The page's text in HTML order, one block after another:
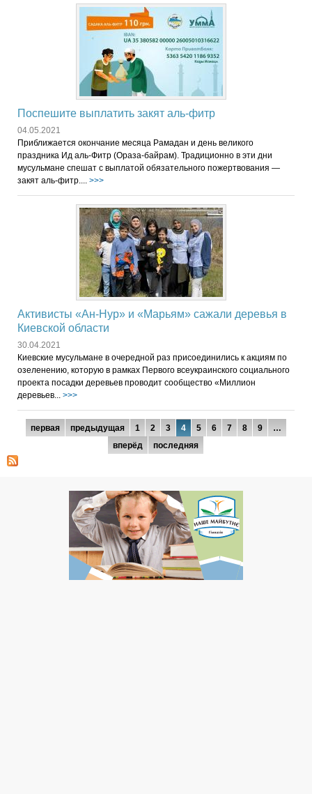
Поспешите выплатить закят аль-фитр
04.05.2021
Приближается окончание месяца Рамадан и день великого
праздника Ид аль-Фитр (Ораза-байрам). Традиционно в эти дни
мусульмане спешат с выплатой обязательного пожертвования —
закят аль-фитр.... >>>
Активисты «Ан-Нур» и «Марьям» сажали деревья в
Киевской области
30.04.2021
Киевские мусульмане в очередной раз присоединились к акциям по
озеленению, которую в рамках Первого всеукраинского социального
проекта посадки деревьев проводит сообщество «Миллион
деревьев... >>>
Страницы
первая предыдущая 1 2 3 4 5 6 7 8 9
…
вперёд
последняя